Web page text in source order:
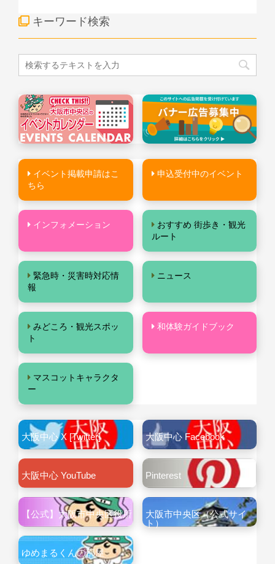
キーワード検索
イベント掲載申請はこ
ちら
申込受付中のイベント
インフォメーション
おすすめ 街歩き・観光
ルート
緊急時・災害時対応情
報
ニュース
みどころ・観光スポッ
ト
和体験ガイドブック
マスコットキャラクタ
ー
大阪中心 X [Twitter] 大阪中心 Facebook
大阪中心 YouTube Pinterest
【公式】大阪市中央区役所
大阪市中央区（公式サイ
ト）
ゆめまるくんの部屋